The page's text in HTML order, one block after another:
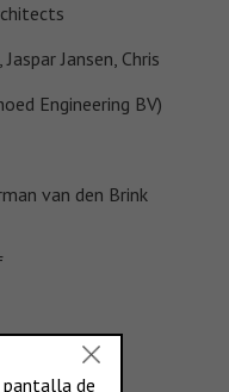
Jansen, Chris
Engineering BV)
van den Brink